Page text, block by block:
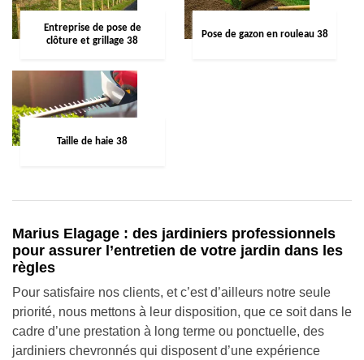
Entreprise de pose de
clôture et grillage 38
Pose de gazon en rouleau 38
Taille de haie 38
Marius Elagage : des jardiniers professionnels
pour assurer l’entretien de votre jardin dans les
règles
Pour satisfaire nos clients, et c’est d’ailleurs notre seule
priorité, nous mettons à leur disposition, que ce soit dans le
cadre d’une prestation à long terme ou ponctuelle, des
jardiniers chevronnés qui disposent d’une expérience